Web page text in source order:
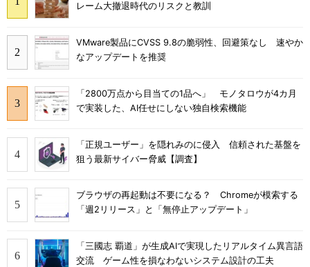
レーム大撤退時代のリスクと教訓
VMware製品にCVSS 9.8の脆弱性、回避策なし 速やか
なアップデートを推奨
「2800万点から目当ての1品へ」 モノタロウが4カ月
で実装した、AI任せにしない独自検索機能
「正規ユーザー」を隠れみのに侵入 信頼された基盤を
狙う最新サイバー脅威【調査】
ブラウザの再起動は不要になる？ Chromeが模索する
「週2リリース」と「無停止アップデート」
「三國志 覇道」が生成AIで実現したリアルタイム異言語
交流 ゲーム性を損なわないシステム設計の工夫